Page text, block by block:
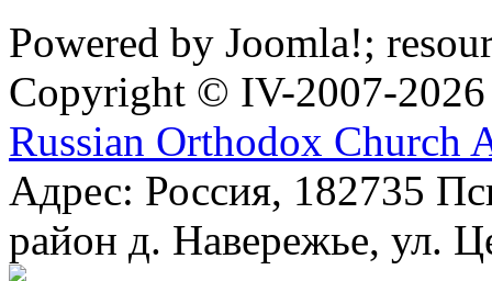
Powered by Joomla!;
Copyright © IV-2007-2026
Russian Orthodox Church
Адрес: Россия, 182735
район д. Навережье, ул.